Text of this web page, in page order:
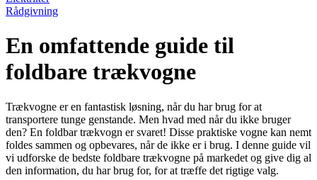
Rådgivning
En omfattende guide til
foldbare trækvogne
Trækvogne er en fantastisk løsning, når du har brug for at
transportere tunge genstande. Men hvad med når du ikke bruger
den? En foldbar trækvogn er svaret! Disse praktiske vogne kan nemt
foldes sammen og opbevares, når de ikke er i brug. I denne guide vil
vi udforske de bedste foldbare trækvogne på markedet og give dig al
den information, du har brug for, for at træffe det rigtige valg.